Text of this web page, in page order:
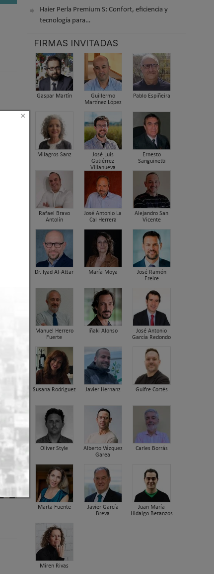
Haier Perla Premium S: Confort, eficiencia y
tecnología para…
FIRMAS INVITADAS
Gaspar Martín
Guillermo
Martínez López
Pablo Espiñeira
Milagros Sanz
José Luis
Gutiérrez
Villanueva
Ernesto
Sanguinetti
Rafael Bravo
Antolín
José Antonio La
Cal Herrera
Alejandro San
Vicente
Dr. Iyad Al-Attar María Moya
José Ramón
Freire
Manuel Herrero
Fuerte
Iñaki Alonso
José Antonio
García Redondo
Susana Rodriguez Javier Hernanz Guifre Cortés
Oliver Style
Alberto Vázquez
Garea
Carles Borrás
Marta Fuente
Javier García
Breva
Juan María
Hidalgo Betanzos
Miren Rivas
×